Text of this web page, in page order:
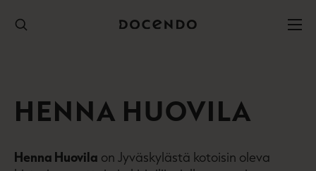
sisältöön
HENNA HUOVILA
Henna Huovila on Jyväskylästä kotoisin oleva